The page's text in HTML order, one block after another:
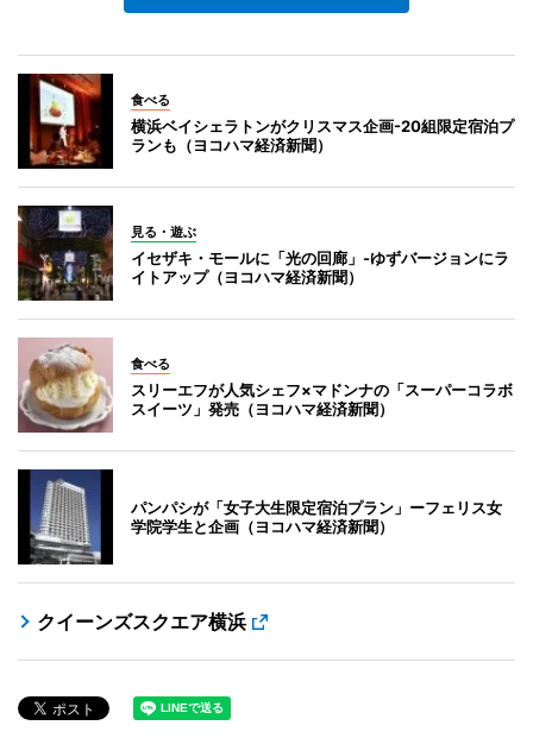
食べる
横浜ベイシェラトンがクリスマス企画-20組限定宿泊プ
ランも（ヨコハマ経済新聞）
見る・遊ぶ
イセザキ・モールに「光の回廊」-ゆずバージョンにラ
イトアップ（ヨコハマ経済新聞）
食べる
スリーエフが人気シェフ×マドンナの「スーパーコラボ
スイーツ」発売（ヨコハマ経済新聞）
パンパシが「女子大生限定宿泊プラン」ーフェリス女
学院学生と企画（ヨコハマ経済新聞）
クイーンズスクエア横浜